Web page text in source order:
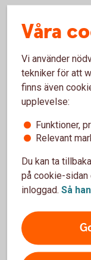
Hantera
Mina
byta fonder
behöver är ett
internetbank
Logga in i Mina
Gör ditt
Läs mer om
Våra
Vi använder
tekniker för att
finns även
upplevelse:
Funktioner,
Relevant
Du kan ta
på cookie-sidan
inloggad. Så